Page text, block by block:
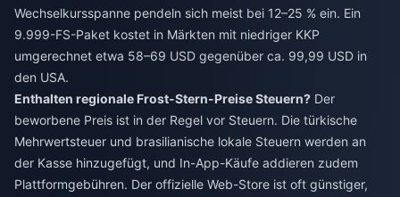
Wechselkursspanne pendeln sich meist bei 12–25 % ein. Ein
9.999-FS-Paket kostet in Märkten mit niedriger KKP
umgerechnet etwa 58–69 USD gegenüber ca. 99,99 USD in
den USA.
Enthalten regionale Frost-Stern-Preise Steuern? Der
beworbene Preis ist in der Regel vor Steuern. Die türkische
Mehrwertsteuer und brasilianische lokale Steuern werden an
der Kasse hinzugefügt, und In-App-Käufe addieren zudem
Plattformgebühren. Der offizielle Web-Store ist oft günstiger,